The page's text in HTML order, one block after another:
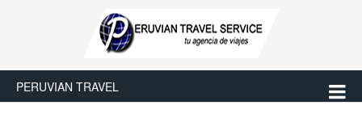
PERUVIAN TRAVEL